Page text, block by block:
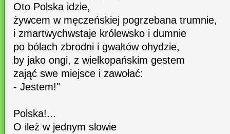
Oto Polska idzie,
żywcem w męczeńskiej pogrzebana trumnie,
i zmartwychwstaje królewsko i dumnie
po bólach zbrodni i gwałtów ohydzie,
by jako ongi, z wielkopańskim gestem
zająć swe miejsce i zawołać:
- Jestem!"
Polska!...
O ileż w jednym slowie